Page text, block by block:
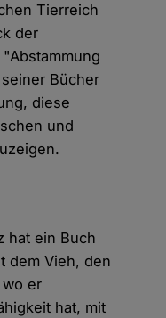
Tierreich
der
Bücher
diese
und
hat ein Buch
dem Vieh, den
er
hat, mit